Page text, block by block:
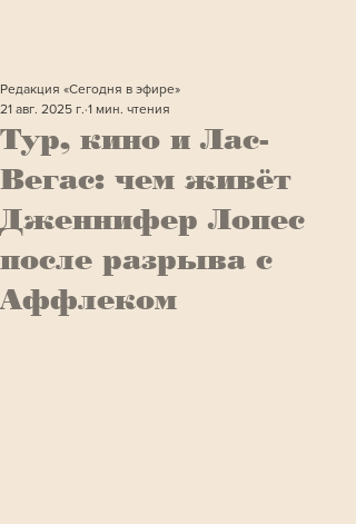
Тур, кино и Лас-
Вегас: чем живёт
Дженнифер Лопес
после разрыва с
Аффлеком
Редакция «Сегодня в эфире»
21 авг. 2025 г. 1 мин. чтения